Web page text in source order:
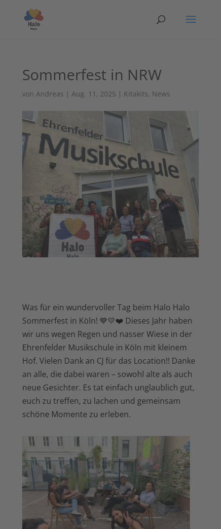
Sommerfest in NRW
von Andreas | Aug. 11, 2025 | Kitakits, News
Was für ein wundervoller Tag beim Halo Halo
Sommerfest in Köln! 💙💛❤️ Dieses Jahr haben
wir uns wegen Regen und nasser Wiese in der
Ehrenfelder Musikschule in Köln mit kleinem
Hof. Vielen Dank an CJ für das Location!! Danke
an alle, die dabei waren – sowohl alte als auch
neue Gesichter. Es tat einfach unglaublich gut,
euch zu treffen, zu lachen und gemeinsam
schöne Momente zu erleben.